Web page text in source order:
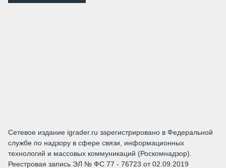
Сетевое издание igrader.ru зарегистрировано в Федеральной
службе по надзору в сфере связи, информационных
технологий и массовых коммуникаций (Роскомнадзор).
Реестровая запись ЭЛ № ФС 77 - 76723 от 02.09.2019